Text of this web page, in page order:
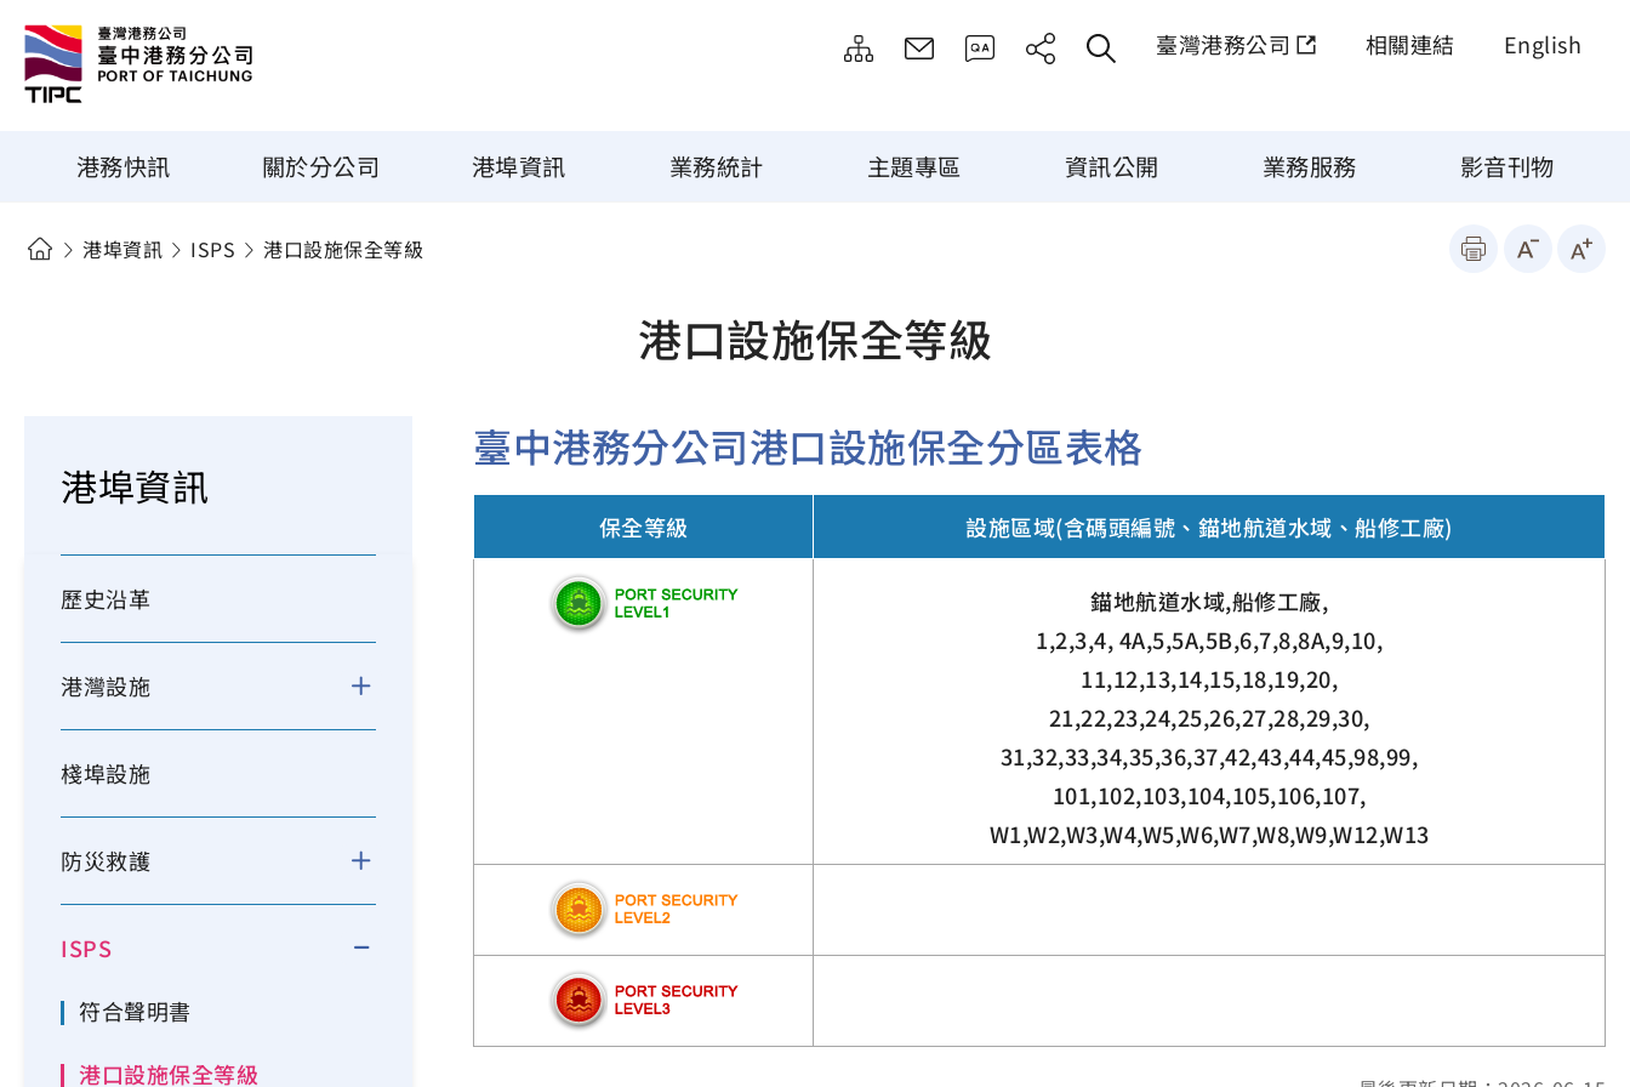
臺灣港務公司 相關連結 English
港務快訊 關於分公司 港埠資訊 業務統計 主題專區 資訊公開 業務服務 影音刊物
港埠資訊 ISPS 港口設施保全等級
港口設施保全等級
港埠資訊
歷史沿革
港灣設施
棧埠設施
防災救護
ISPS
符合聲明書
港口設施保全等級
臺中港務分公司港口設施保全分區表格
保全等級 設施區域(含碼頭編號、錨地航道水域、船修工廠)
錨地航道水域,船修工廠,
1,2,3,4, 4A,5,5A,5B,6,7,8,8A,9,10,
11,12,13,14,15,18,19,20,
21,22,23,24,25,26,27,28,29,30,
31,32,33,34,35,36,37,42,43,44,45,98,99,
101,102,103,104,105,106,107,
W1,W2,W3,W4,W5,W6,W7,W8,W9,W12,W13